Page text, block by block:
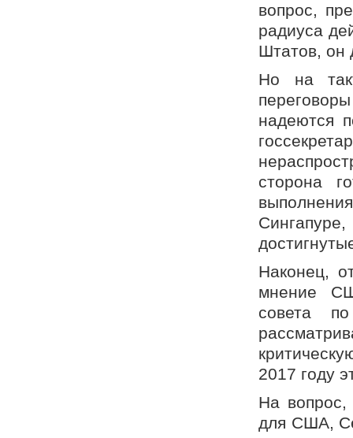
вопрос,
радиуса
Штатов, он
Но на
надеются
сторона
Наконец,
мнение
совета
2017 году
На вопрос,
для США,